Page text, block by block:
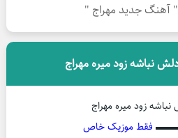
" آهنگ جدید مهراج "
نباشه زود میره مهراج
زود میره مهراج
فقط موزیک خاص